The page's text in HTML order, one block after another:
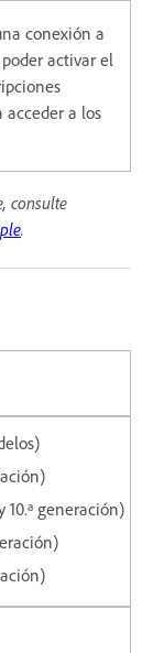
conexión a
activar el
acceder a los
consulte
.
y 10.ª generación)